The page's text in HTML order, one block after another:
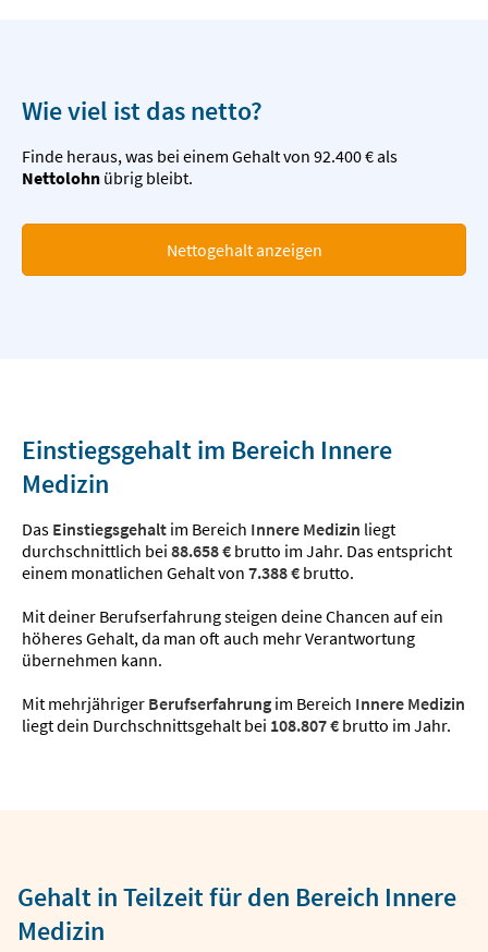
Wie viel ist das netto?
Finde heraus, was bei einem Gehalt von 92.400 € als
Nettolohn übrig bleibt.
Nettogehalt anzeigen
Einstiegsgehalt im Bereich Innere
Medizin
Das Einstiegsgehalt im Bereich Innere Medizin liegt
durchschnittlich bei 88.658 € brutto im Jahr. Das entspricht
einem monatlichen Gehalt von 7.388 € brutto.
Mit deiner Berufserfahrung steigen deine Chancen auf ein
höheres Gehalt, da man oft auch mehr Verantwortung
übernehmen kann.
Mit mehrjähriger Berufserfahrung im Bereich Innere Medizin
liegt dein Durchschnittsgehalt bei 108.807 € brutto im Jahr.
Gehalt in Teilzeit für den Bereich Innere
Medizin